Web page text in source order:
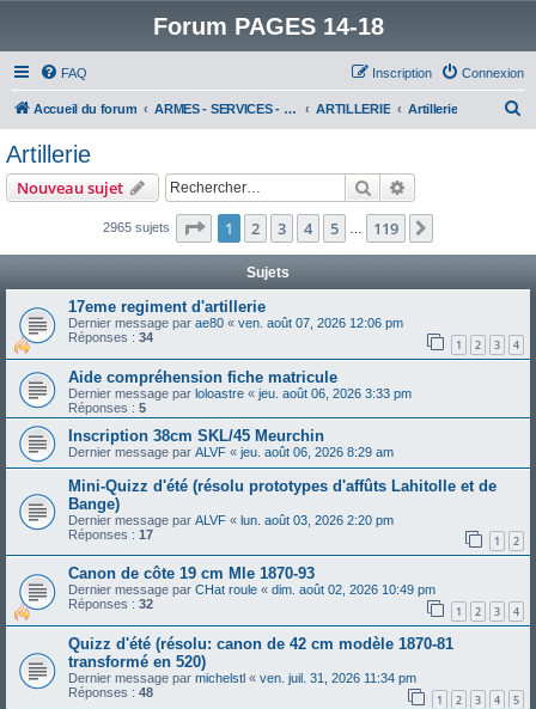
Forum PAGES 14-18
FAQ Connexion
Inscription
Accueil du forum ARMES - SERVICES - UNITES : historiques & discussions ARTILLERIE Artillerie
e
Artillerie
Nouveau sujet Rechercher
2965 sujets Page 1sur119
1 2 3 4 5 119
Sujets
17eme regiment d'artillerie
Dernier message par ae80 « ven. août 07, 2026 12:06 pm
Réponses : 34 1 2 3 4
Aide compréhension fiche matricule
Dernier message par loloastre « jeu. août 06, 2026 3:33 pm
Réponses : 5
Inscription 38cm SKL/45 Meurchin
Dernier message par ALVF « jeu. août 06, 2026 8:29 am
Mini-Quizz d'été (résolu prototypes d'affûts Lahitolle et de
Bange)
Dernier message par ALVF « lun. août 03, 2026 2:20 pm
Réponses : 17 1 2
Canon de côte 19 cm Mle 1870-93
Dernier message par CHat roule « dim. août 02, 2026 10:49 pm
Réponses : 32 1 2 3 4
Quizz d'été (résolu: canon de 42 cm modèle 1870-81
transformé en 520)
Dernier message par michelstl « ven. juil. 31, 2026 11:34 pm
Réponses : 48 1 2 3 4 5